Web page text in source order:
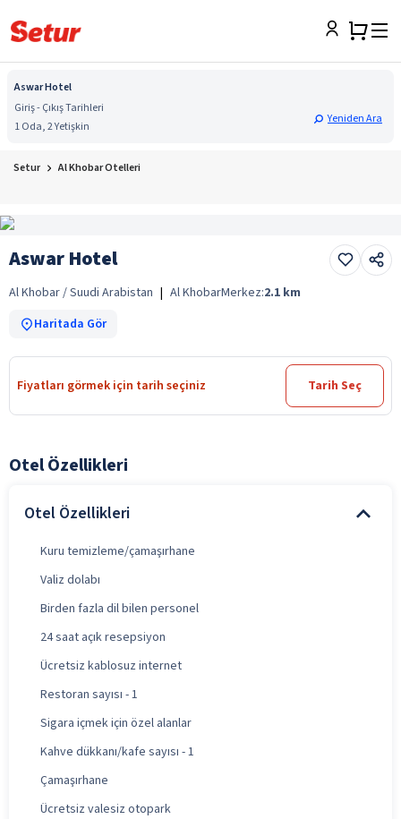
Aswar Hotel
Giriş - Çıkış Tarihleri
1 Oda, 2 Yetişkin
Yeniden Ara
Setur Al Khobar Otelleri
Aswar Hotel
Al Khobar / Suudi Arabistan | Al KhobarMerkez:2.1 km
Haritada Gör
Fiyatları görmek için tarih seçiniz Tarih Seç
Otel Özellikleri
Otel Özellikleri
Kuru temizleme/çamaşırhane
Valiz dolabı
Birden fazla dil bilen personel
24 saat açık resepsiyon
Ücretsiz kablosuz internet
Restoran sayısı - 1
Sigara içmek için özel alanlar
Kahve dükkanı/kafe sayısı - 1
Çamaşırhane
Ücretsiz valesiz otopark